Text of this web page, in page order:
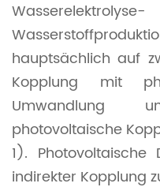
Wasserelektrolyse-
hauptsächlich auf
Kopplung mit
Umwandlung
photovoltaische
1).
indirekter Kopplung